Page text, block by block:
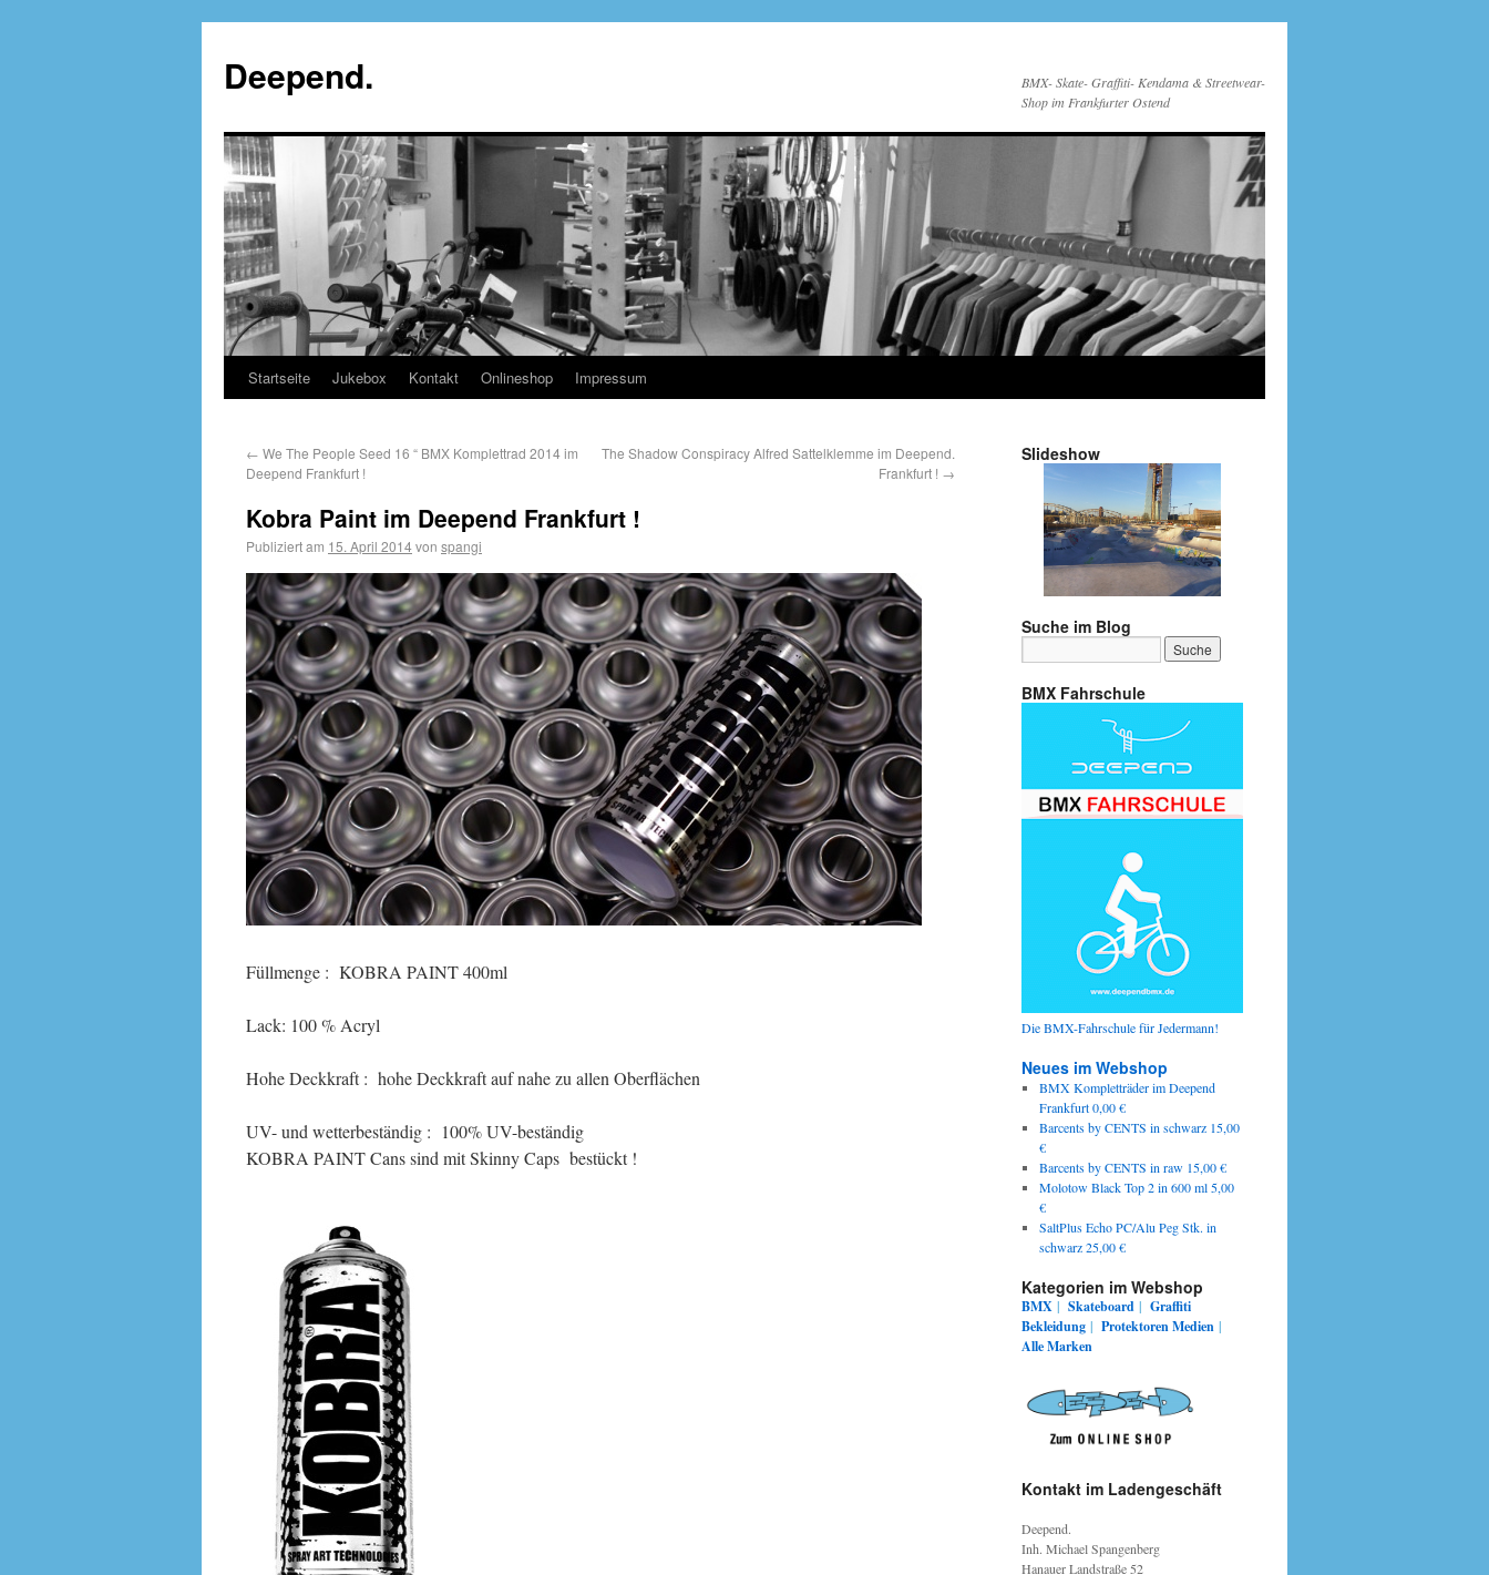
Deepend.
BMX- Skate- Graffiti- Kendama & Streetwear-
Shop im Frankfurter Ostend
Startseite Jukebox Kontakt Onlineshop Impressum
← We The People Seed 16 “ BMX Komplettrad 2014 im
Deepend Frankfurt !
The Shadow Conspiracy Alfred Sattelklemme im Deepend.
Frankfurt ! →
Kobra Paint im Deepend Frankfurt !
Publiziert am 15. April 2014von spangi
Füllmenge : KOBRA PAINT 400ml
Lack: 100 % Acryl
Hohe Deckkraft : hohe Deckkraft auf nahe zu allen Oberflächen
UV- und wetterbeständig : 100% UV-beständig
KOBRA PAINT Cans sind mit Skinny Caps bestückt !
Slideshow
Suche im Blog
BMX Fahrschule
Die BMX-Fahrschule für Jedermann!
Neues im Webshop
BMX Kompletträder im Deepend
Frankfurt 0,00 €
Barcents by CENTS in schwarz 15,00
€
Barcents by CENTS in raw 15,00 €
Molotow Black Top 2 in 600 ml 5,00
€
SaltPlus Echo PC/Alu Peg Stk. in
schwarz 25,00 €
Kategorien im Webshop
BMX | Skateboard | Graffiti
Bekleidung | ProtektorenMedien |
Alle Marken
Kontakt im Ladengeschäft
Deepend.
Inh. Michael Spangenberg
Hanauer Landstraße 52